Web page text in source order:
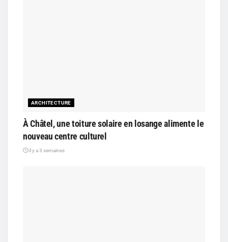
ARCHITECTURE
À Châtel, une toiture solaire en losange alimente le
nouveau centre culturel
il y a 3 semaines